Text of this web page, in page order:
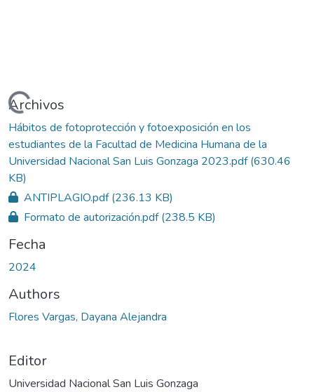
Cargando...
Archivos
Hábitos de fotoprotección y fotoexposición en los
estudiantes de la Facultad de Medicina Humana de la
Universidad Nacional San Luis Gonzaga 2023.pdf(630.46
KB)
ANTIPLAGIO.pdf(236.13 KB)
Formato de autorización.pdf(238.5 KB)
Fecha
2024
Authors
Flores Vargas, Dayana Alejandra
Editor
Universidad Nacional San Luis Gonzaga